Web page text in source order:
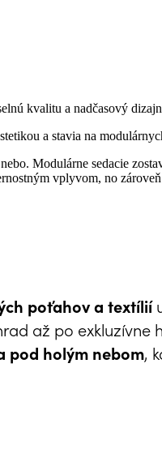
kvalitu a nadčasový
a stavia na
Modulárne sedacie
vplyvom, no
poťahov a textílií
až po exkluzívne
pod holým nebom,